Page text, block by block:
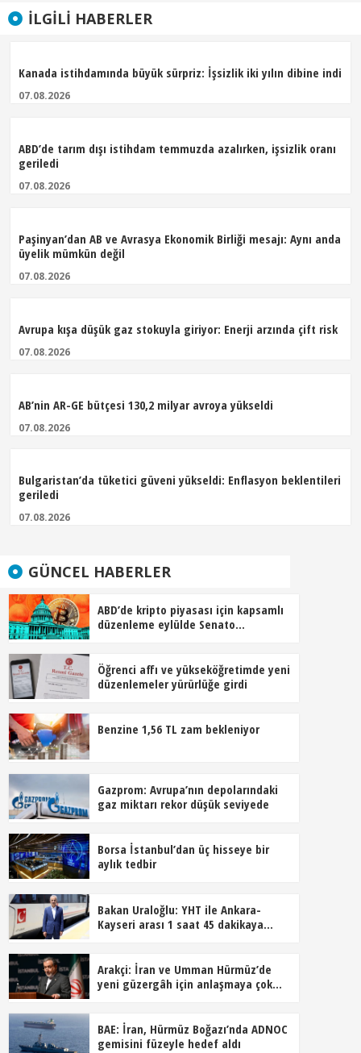
İLGILI HABERLER
Kanada istihdamında büyük sürpriz: İşsizlik iki yılın dibine indi
07.08.2026
ABD’de tarım dışı istihdam temmuzda azalırken, işsizlik oranı
geriledi
07.08.2026
Paşinyan’dan AB ve Avrasya Ekonomik Birliği mesajı: Aynı anda
üyelik mümkün değil
07.08.2026
Avrupa kışa düşük gaz stokuyla giriyor: Enerji arzında çift risk
07.08.2026
AB’nin AR-GE bütçesi 130,2 milyar avroya yükseldi
07.08.2026
Bulgaristan’da tüketici güveni yükseldi: Enflasyon beklentileri
geriledi
07.08.2026
GÜNCEL HABERLER
ABD’de kripto piyasası için kapsamlı
düzenleme eylülde Senato
Öğrenci affı ve yükseköğretimde yeni
düzenlemeler yürürlüğe girdi
Benzine 1,56 TL zam bekleniyor
Gazprom: Avrupa’nın depolarındaki
gaz miktarı rekor düşük seviyede
Borsa İstanbul’dan üç hisseye bir
aylık tedbir
Bakan Uraloğlu: YHT ile Ankara-
Kayseri arası 1 saat 45 dakikaya
Arakçi: İran ve Umman Hürmüz’de
yeni güzergâh için anlaşmaya çok
BAE: İran, Hürmüz Boğazı’nda ADNOC
gemisini füzeyle hedef aldı